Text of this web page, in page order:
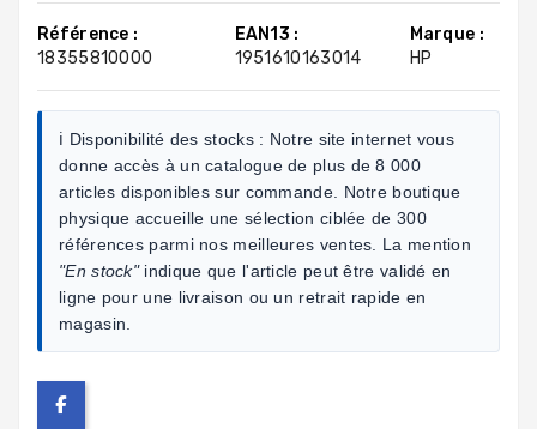
Référence :
18355810000
EAN13 :
1951610163014
Marque :
HP
ℹ️ Disponibilité des stocks : Notre site internet vous
donne accès à un catalogue de plus de 8 000
articles disponibles sur commande. Notre boutique
physique accueille une sélection ciblée de 300
références parmi nos meilleures ventes. La mention
"En stock"indique que l'article peut être validé en
ligne pour une livraison ou un retrait rapide en
magasin.